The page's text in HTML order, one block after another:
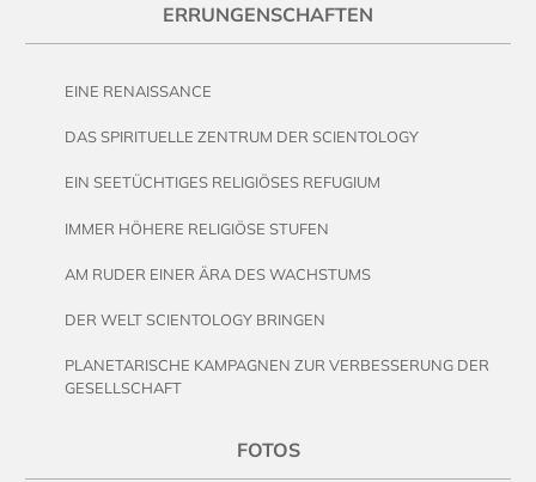
ERRUNGENSCHAFTEN
EINE RENAISSANCE
DAS SPIRITUELLE ZENTRUM DER SCIENTOLOGY
EIN SEETÜCHTIGES RELIGIÖSES REFUGIUM
IMMER HÖHERE RELIGIÖSE STUFEN
AM RUDER EINER ÄRA DES WACHSTUMS
DER WELT SCIENTOLOGY BRINGEN
PLANETARISCHE KAMPAGNEN ZUR VERBESSERUNG DER
GESELLSCHAFT
FOTOS